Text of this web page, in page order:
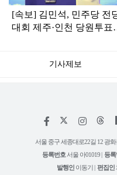
[속보] 김민석, 민주당 전
대회 제주·인천 당원투표
기사제보
페
스
인
타
램
서울 중구 세종대로22길 12 광
등록번호 서울 아01019 | 등
발행인 이동기 | 편집인